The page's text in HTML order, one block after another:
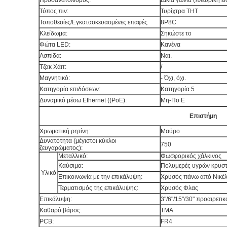
Τύπος πιν:
Τυρίχτρα THT
Τοποθεσίες/Εγκατασκευασμένες επαφές
8P8C
Κλείδωμα:
Σηκώστε το
Φώτα LED:
Κανένα
Ασπίδα:
Ναι.
Τζακ Χάιτ:
/
Μαγνητικό:
- Όχι, όχι.
Κατηγορία επιδόσεων:
Κατηγορία 5
Δυναμικό μέσω Ethernet ((PoE):
Μη-Πο E
Επιστήμη
Χρωματική ρητίνη:
Μαύρο
Δυνατότητα (μέγιστοι κύκλοι
ζευγαρώματος):
750
Υλικό
Μεταλλικό:
Φωσφορικός χάλκινος
Καύσιμα:
Πολυμερές υγρών
Επικοινωνία με την επικάλυψη:
Χρυσός πάνω από
Τερματισμός της επικάλυψης:
Χρυσός Φλας
Επικάλυψη:
3"/6"/15"/30"
Καθαρό βάρος:
ΤΜΑ
PCB:
FR4